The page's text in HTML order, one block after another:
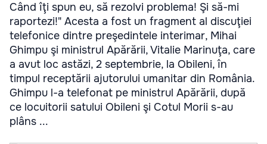
Când îţi spun eu, să rezolvi problema! Şi să-mi
raportezi!" Acesta a fost un fragment al discuţiei
telefonice dintre preşedintele interimar, Mihai
Ghimpu şi ministrul Apărării, Vitalie Marinuţa, care
a avut loc astăzi, 2 septembrie, la Obileni, în
timpul receptării ajutorului umanitar din România.
Ghimpu l-a telefonat pe ministrul Apărării, după
ce locuitorii satului Obileni şi Cotul Morii s-au
plâns ...